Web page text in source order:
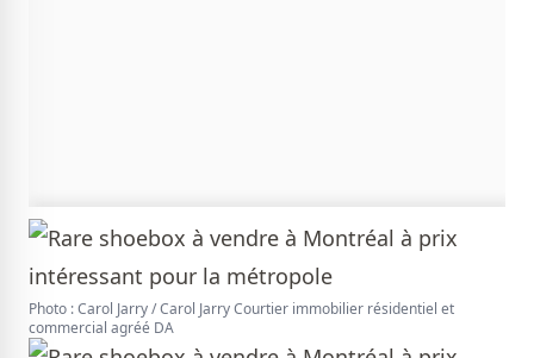
Photo : Carol Jarry / Carol Jarry Courtier immobilier résidentiel et
commercial agréé DA